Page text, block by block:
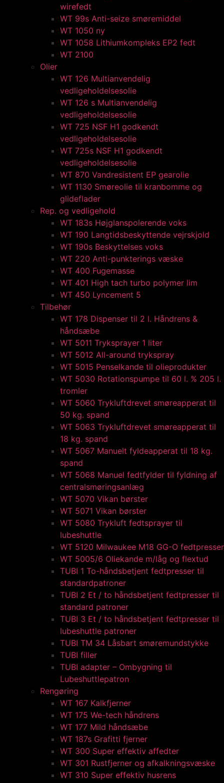
wirefedt​
WT 99s Anti-seize smøremiddel​
WT 1050 ny
WT 1058 Lithiumkompleks EP2 fedt​
WT 2100
Olier
WT 126 Multianvendelig
vedligeholdelsesolie
WT 126 s Multianvendelig
vedligeholdelsesolie
WT 725 NSF H1 godkendt
vedligeholdelsesolie​
WT 725s NSF H1 godkendt
vedligeholdelsesolie​
WT 870 Vandresistent EP gearolie​
WT 1130 Smøreolie til kranbomme og
glideflader​
Rep. og vedligehold
WT 183s Højglanspolerende voks
WT 190 Langtidsbeskyttende vejrskjold​
WT 190s Beskyttelses voks​
WT 220 Anti-punkterings væske
WT 400 Fugemasse
WT 401 High tach turbo polymer lim
WT 450 Lyncement 5
Tilbehør
WT 178 Dispenser til 2 l. Håndrens &
håndsæbe
WT 5011 Tryksprayer 1 liter
WT 5012 All-around trykspray
WT 5015 Penselkande til olieprodukter
WT 5030 Rotationspumpe til 60 l. % 205 l.
tromler
WT 5060 Trykluftdrevet smøreapperat til
50 kg. spand
WT 5063 Trykluftdrevet smøreapperat til
18 kg. spand
WT 5067 Manuelt fyldeapperat til 18 kg.
spand
WT 5068 Manuel fedtfylder til fyldning af
centralsmøringsanlæg
WT 5070 Vikan børster
WT 5071 Vikan børster
WT 5080 Trykluft fedtsprayer til
lubeshuttle
WT 5120 Milwaukee M18 GG-O fedtpresser
WT 5005/6 Oliekande m/låg og flextud​
TUBI 1 To-håndsbetjent fedtpresser til
standardpatroner
TUBI 2 Et / to håndsbetjent fedtpresser til
standard patroner
TUBI 3 Et / to håndsbetjent fedtpresser til
lubeshuttle patroner
TUBI TM 34 Låsbart smøremundstykke
TUBI filler
TUBI adapter​ – Ombygning til
Lubeshuttlepatron
Rengøring
WT 167 Kalkfjerner
WT 175 We-tech håndrens
WT 177 Mild håndsæbe
WT 187s Grafitti fjerner
WT 300 Super effektiv affedter​
WT 301 Rustfjerner og afkalkningsvæske
WT 310 Super effektiv husrens